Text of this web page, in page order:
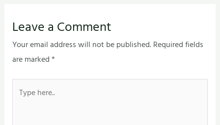
Leave a Comment
Your email address will not be published.Required fields
are marked*
here..